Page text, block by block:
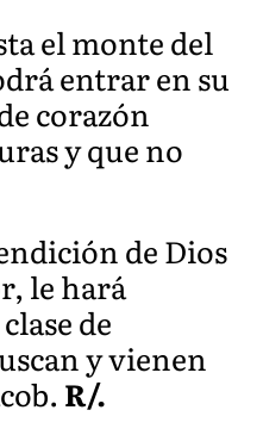
el monte del
entrar en su
corazón
y que no
de Dios
le hará
de
y vienen
R/.